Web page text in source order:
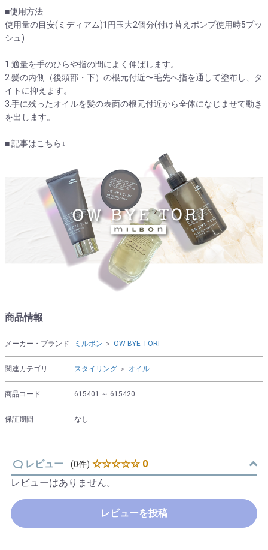
■使用方法
使用量の目安(ミディアム)1円玉大2個分(付け替えポンプ使用時5プッ
シュ)
1.適量を手のひらや指の間によく伸ばします。
2.髪の内側（後頭部・下）の根元付近〜毛先へ指を通して塗布し、タ
イトに抑えます。
3.手に残ったオイルを髪の表面の根元付近から全体になじませて動き
を出します。
■ 記事はこちら↓
商品情報
メーカー・ブランド ミルボン ＞ OW BYE TORI
関連カテゴリ スタイリング ＞ オイル
商品コード 615401 ～ 615420
保証期間 なし
レビュー (0件) ☆☆☆☆☆ 0
レビューはありません。
レビューを投稿